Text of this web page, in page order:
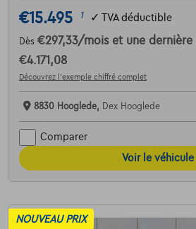
€15.495 1 ✓ TVA déductible
Dès €297,33/mois et une
€4.171,08
Découvrez l’exemple chiffré complet
8830 Hooglede, Dex Hooglede
Comparer
Voir le véhicule
NOUVEAU PRIX